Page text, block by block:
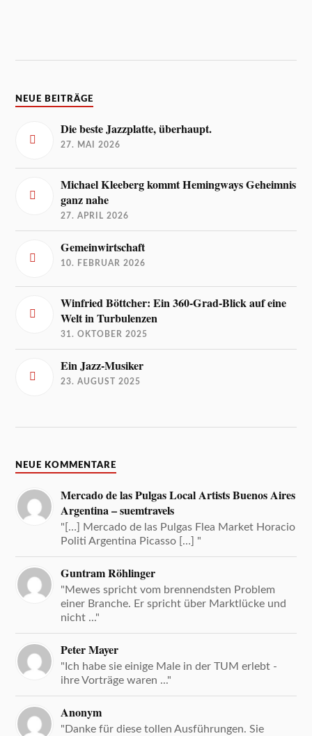
NEUE BEITRÄGE
Die beste Jazzplatte, überhaupt.
27. MAI 2026
Michael Kleeberg kommt Hemingways Geheimnis
ganz nahe
27. APRIL 2026
Gemeinwirtschaft
10. FEBRUAR 2026
Winfried Böttcher: Ein 360-Grad-Blick auf eine
Welt in Turbulenzen
31. OKTOBER 2025
Ein Jazz-Musiker
23. AUGUST 2025
NEUE KOMMENTARE
Mercado de las Pulgas Local Artists Buenos Aires
Argentina – suemtravels
"[…] Mercado de las Pulgas Flea Market Horacio
Politi Argentina Picasso […] "
Guntram Röhlinger
"Mewes spricht vom brennendsten Problem
einer Branche. Er spricht über Marktlücke und
nicht ..."
Peter Mayer
"Ich habe sie einige Male in der TUM erlebt -
ihre Vorträge waren ..."
Anonym
"Danke für diese tollen Ausführungen. Sie